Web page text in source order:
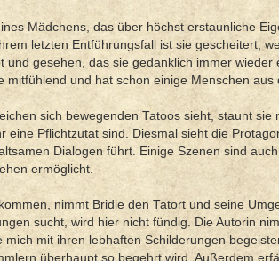
Mädchens, das über höchst erstaunliche
letzten Entführungsfall ist sie gescheitert,
gesehen, das sie gedanklich immer wieder
und hat schon einige Menschen aus
sich bewegenden Tatoos sieht, staunt sie
eine Pflichtzutat sind. Diesmal sieht die
Dialogen führt. Einige Szenen sind
ermöglicht.
nimmt Bridie den Tatort und seine
sucht, wird hier nicht fündig. Die Autorin
mit ihren lebhaften Schilderungen
überhaupt so begehrt wird. Außerdem